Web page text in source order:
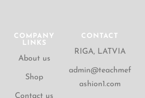
COMPANY
LINKS
About us
Shop
Contact us
CONTACT
RIGA, LATVIA
admin@teachmef
ashion1.com